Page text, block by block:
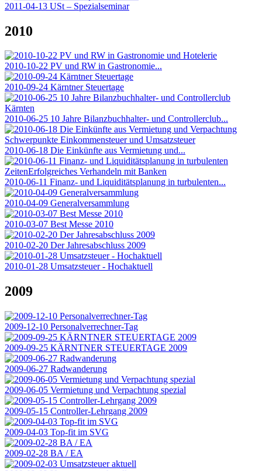
2011-04-13 USt – Spezialseminar
2010
2010-10-22 PV und RW in Gastronomie...
2010-09-24 Kärntner Steuertage
2010-06-25 10 Jahre Bilanzbuchhalter- und Controllerclub...
2010-06-18 Die Einkünfte aus Vermietung und...
2010-06-11 Finanz- und Liquiditätsplanung in turbulenten...
2010-04-09 Generalversammlung
2010-03-07 Best Messe 2010
2010-02-20 Der Jahresabschluss 2009
2010-01-28 Umsatzsteuer - Hochaktuell
2009
2009-12-10 Personalverrechner-Tag
2009-09-25 KÄRNTNER STEUERTAGE 2009
2009-06-27 Radwanderung
2009-06-05 Vermietung und Verpachtung spezial
2009-05-15 Controller-Lehrgang 2009
2009-04-03 Top-fit im SVG
2009-02-28 BA / EA